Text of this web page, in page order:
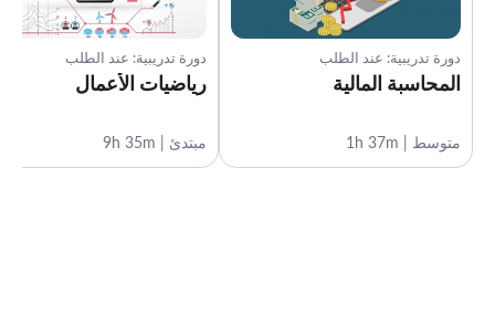
دورة تدريبية: عند الطلب
المحاسبة المالية
متوسط | 1h 37m
دورة تدريبية: عند الطلب
رياضيات الأعمال
مبتدئ | 9h 35m